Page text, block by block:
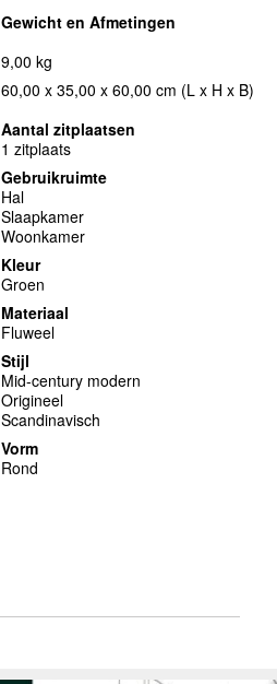
Gewicht en Afmetingen
9,00 kg
60,00 x 35,00 x 60,00 cm (L x H x B)
Aantal zitplaatsen
1 zitplaats
Gebruikruimte
Hal
Slaapkamer
Woonkamer
Kleur
Groen
Materiaal
Fluweel
Stijl
Mid-century modern
Origineel
Scandinavisch
Vorm
Rond